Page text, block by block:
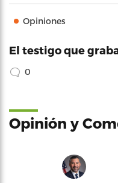
Opiniones
El testigo que
0
Opinión y